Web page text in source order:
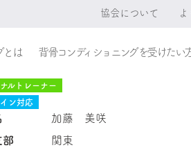
協会について
とは 背骨コンディショニングを受けたい
ルトレーナー
ン対応
加藤 美咲
部
関東